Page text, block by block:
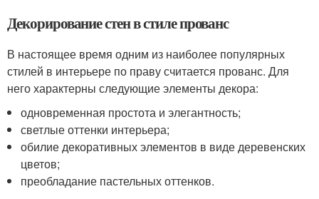
Декорирование стен в стиле прованс
В настоящее время одним из наиболее популярных
стилей в интерьере по праву считается прованс. Для
него характерны следующие элементы декора:
одновременная простота и элегантность;
светлые оттенки интерьера;
обилие декоративных элементов в виде деревенских
цветов;
преобладание пастельных оттенков.